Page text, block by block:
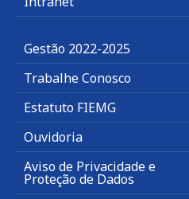
Gestão 2022-2025
Trabalhe Conosco
Estatuto FIEMG
Ouvidoria
Aviso de Privacidade e
Proteção de Dados